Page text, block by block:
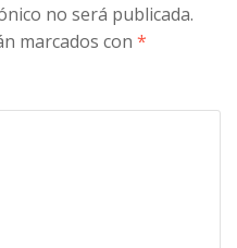
no será publicada.
marcados con*